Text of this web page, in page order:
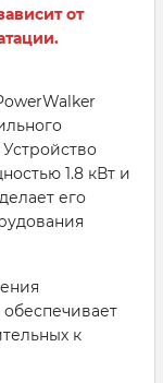
от
1.8 кВт и
его
к